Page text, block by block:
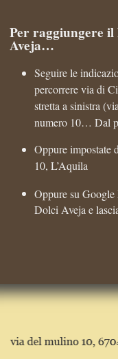
Per raggiungere
Aveja…
Seguire le
percorrere via di
stretta a sinistra
numero 10… Dal
Oppure impostate
10, L’Aquila
Oppure su
Dolci Aveja e